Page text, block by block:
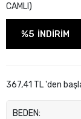
CAMLI)
%5 İNDİRİM
367,41 TL 'den
BEDEN: